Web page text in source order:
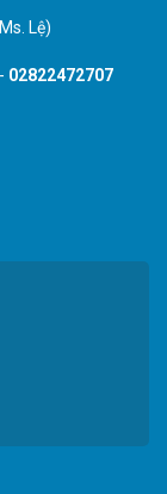
Lệ)
02822472707